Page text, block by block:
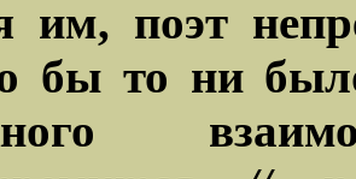
им, поэт
бы то ни